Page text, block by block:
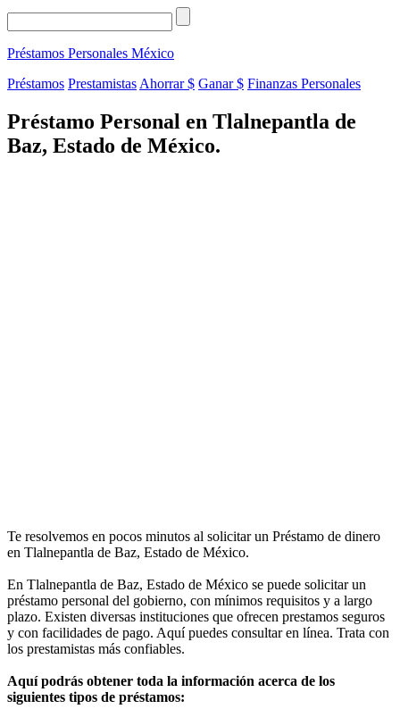
Préstamos Personales México
Préstamos Prestamistas Ahorrar $ Ganar $ Finanzas Personales
Préstamo Personal en Tlalnepantla de
Baz, Estado de México.
Te resolvemos en pocos minutos al solicitar un Préstamo de dinero
en Tlalnepantla de Baz, Estado de México.
En Tlalnepantla de Baz, Estado de México se puede solicitar un
préstamo personal del gobierno, con mínimos requisitos y a largo
plazo. Existen diversas instituciones que ofrecen prestamos seguros
y con facilidades de pago. Aquí puedes consultar en línea. Trata con
los prestamistas más confiables.
Aquí podrás obtener toda la información acerca de los
siguientes tipos de préstamos: